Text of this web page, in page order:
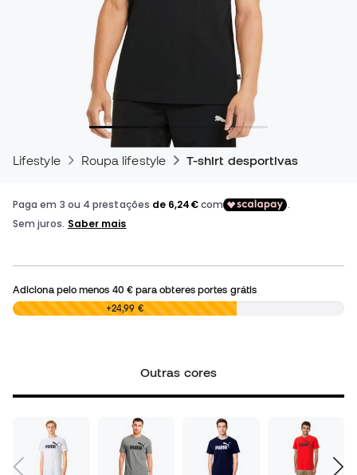
Lifestyle Roupa lifestyle T-shirt desportivas
Adiciona pelo menos 40 €para obteres portes grátis
0,00 € +24,99 €
Outras cores